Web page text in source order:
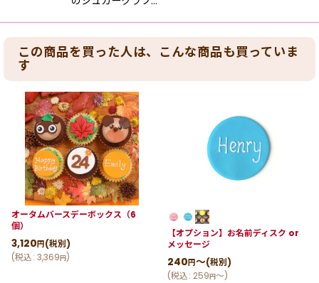
この商品を買った人は、こんな商品も買っていま
す
オータムバースデーボックス（6
個）
3,120 円(税別)
(税込: 3,369円)
【オプション】お名前ディスク or
メッセージ
240 円～(税別)
(税込: 259円～)